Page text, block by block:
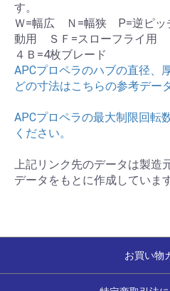
す。
Ｗ=幅広 Ｎ=幅狭 P=逆ピ
動用 ＳＦ=スローフライ
４Ｂ=4枚ブレード
APCプロペラのハブの直径、
どの寸法はこちらの参考デー
APCプロペラの最大制限回転
ください。
上記リンク先のデータは製造
データをもとに作成しています
お買い物